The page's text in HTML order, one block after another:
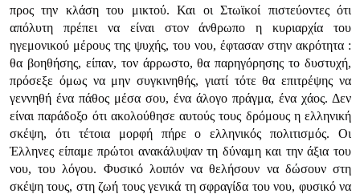
προς την κλάση του μικτού. Και οι Στωϊκοί πιστεύοντες ότι
απόλυτη πρέπει να είναι στον άνθρωπο η κυριαρχία του
ηγεμονικού μέρους της ψυχής, του νου, έφτασαν στην ακρότητα :
θα βοηθήσης, είπαν, τον άρρωστο, θα παρηγόρησης το δυστυχή,
πρόσεξε όμως να μην συγκινηθής, γιατί τότε θα επιτρέψης να
γεννηθή ένα πάθος μέσα σου, ένα άλογο πράγμα, ένα χάος. Δεν
είναι παράδοξο ότι ακολούθησε αυτούς τους δρόμους η ελληνική
σκέψη, ότι τέτοια μορφή πήρε ο ελληνικός πολιτισμός. Οι
Έλληνες είπαμε πρώτοι ανακάλυψαν τη δύναμη και την άξια του
νου, του λόγου. Φυσικό λοιπόν να θελήσουν να δώσουν στη
σκέψη τους, στη ζωή τους γενικά τη σφραγίδα του νου, φυσικό να